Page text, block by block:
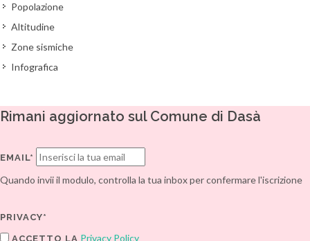
Popolazione
Altitudine
Zone sismiche
Infografica
Rimani aggiornato sul Comune di Dasà
EMAIL*
Quando invii il modulo, controlla la tua inbox per confermare l'iscrizione
PRIVACY*
ACCETTO LA Privacy Policy